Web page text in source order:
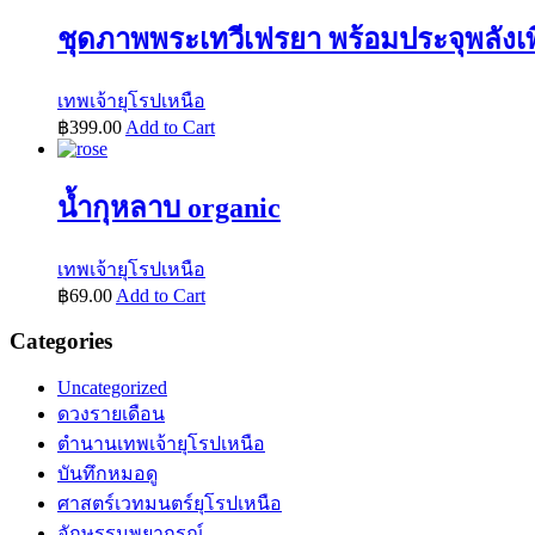
ชุดภาพพระเทวีเฟรยา พร้อมประจุพลัง
เทพเจ้ายุโรปเหนือ
฿399.00 Add to Cart
น้ำกุหลาบ organic
เทพเจ้ายุโรปเหนือ
฿69.00 Add to Cart
Categories
Uncategorized
ดวงรายเดือน
ตำนานเทพเจ้ายุโรปเหนือ
บันทึกหมอดู
ศาสตร์เวทมนตร์ยุโรปเหนือ